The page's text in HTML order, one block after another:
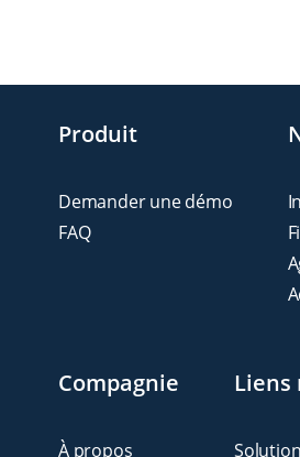
Produit
Demander une démo
FAQ
Compagnie
À propos
Liens
Solution